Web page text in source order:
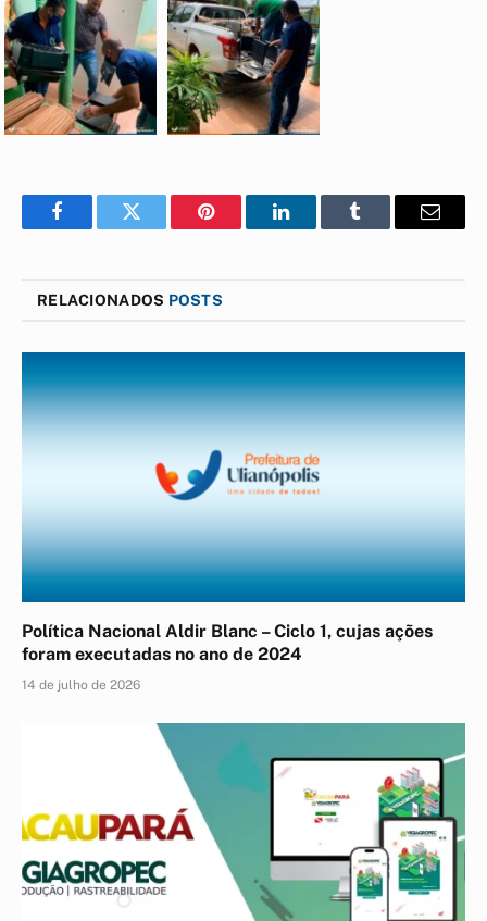
FacebookTwitter Pinterest LinkedInTumblr
E-
RELACIONADOS POSTS
Política Nacional Aldir Blanc – Ciclo 1, cujas ações
foram executadas no ano de 2024
14 de julho de 2026